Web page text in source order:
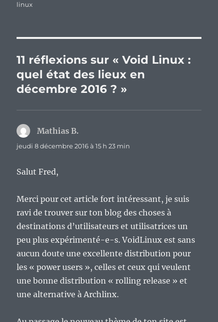
linux
11 réflexions sur « Void Linux :
quel état des lieux en
décembre 2016 ? »
Mathias B.
jeudi 8 décembre 2016 à 15 h 23 min
Salut Fred,
Merci pour cet article fort intéressant, je suis
ravi de trouver sur ton blog des choses à
destinations d’utilisateurs et utilisatrices un
peu plus expérimenté-e-s. VoidLinux est sans
aucun doute une excellente distribution pour
les « power users », celles et ceux qui veulent
une bonne distribution « rolling release » et
une alternative à Archlinx.